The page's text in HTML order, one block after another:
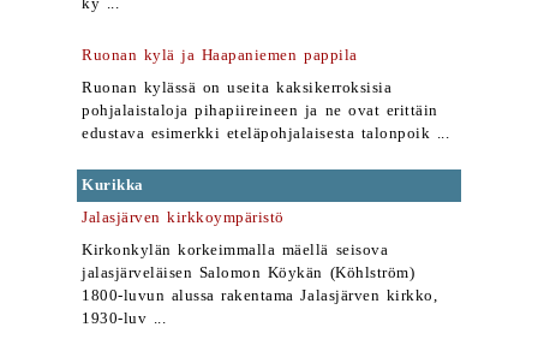
ky ...
Ruonan kylä ja Haapaniemen pappila
Ruonan kylässä on useita kaksikerroksisia
pohjalaistaloja pihapiireineen ja ne ovat erittäin
edustava esimerkki eteläpohjalaisesta talonpoik ...
Kurikka
Jalasjärven kirkkoympäristö
Kirkonkylän korkeimmalla mäellä seisova
jalasjärveläisen Salomon Köykän (Köhlström)
1800-luvun alussa rakentama Jalasjärven kirkko,
1930-luv ...